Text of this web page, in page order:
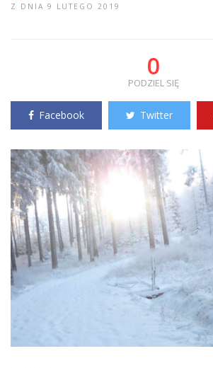
Z DNIA 9 LUTEGO 2019
0
PODZIEL SIĘ
Facebook Twitter